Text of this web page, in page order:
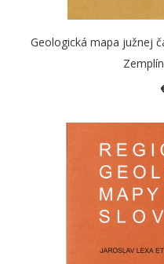
Geologická mapa južnej